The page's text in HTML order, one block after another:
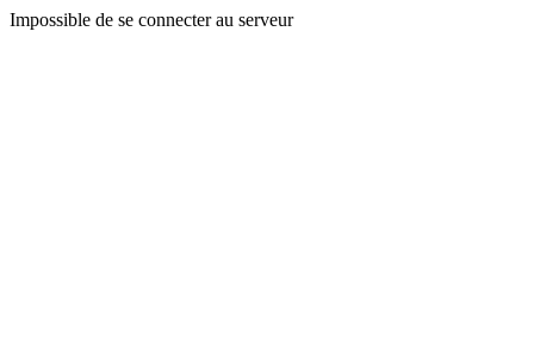
Impossible de se connecter au serveur